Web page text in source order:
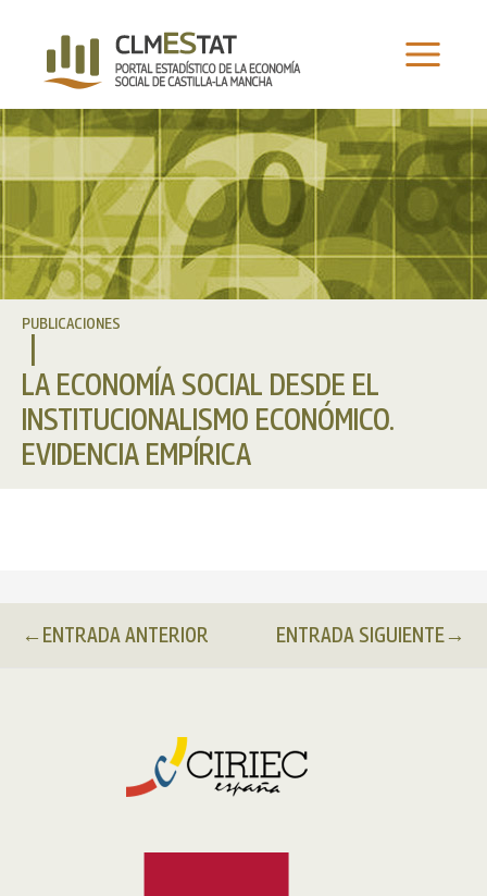
PUBLICACIONES
LA ECONOMÍA SOCIAL DESDE EL
INSTITUCIONALISMO ECONÓMICO.
EVIDENCIA EMPÍRICA
← ENTRADA ANTERIOR ENTRADA SIGUIENTE→